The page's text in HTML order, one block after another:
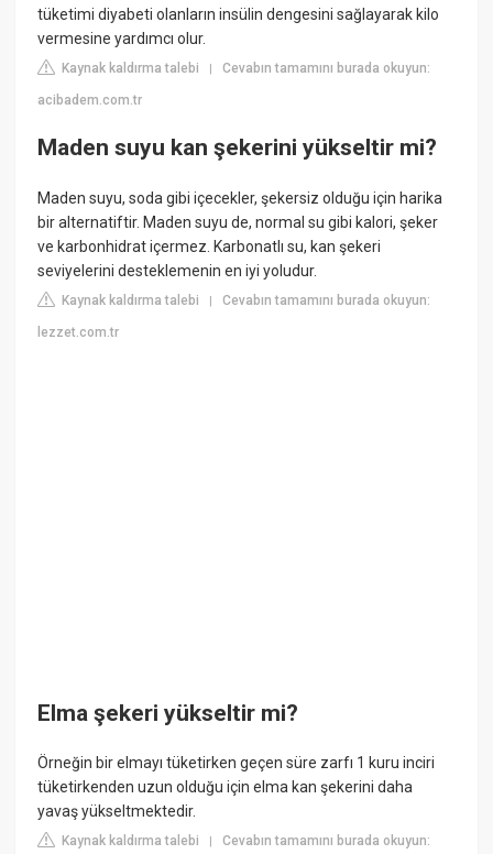
tüketimi diyabeti olanların insülin dengesini sağlayarak kilo
vermesine yardımcı olur.
Kaynak kaldırma talebi |Cevabın tamamını burada okuyun:
acibadem.com.tr
Maden suyu kan şekerini yükseltir mi?
Maden suyu, soda gibi içecekler, şekersiz olduğu için harika
bir alternatiftir. Maden suyu de, normal su gibi kalori, şeker
ve karbonhidrat içermez. Karbonatlı su, kan şekeri
seviyelerini desteklemenin en iyi yoludur.
Kaynak kaldırma talebi |Cevabın tamamını burada okuyun:
lezzet.com.tr
Elma şekeri yükseltir mi?
Örneğin bir elmayı tüketirken geçen süre zarfı 1 kuru inciri
tüketirkenden uzun olduğu için elma kan şekerini daha
yavaş yükseltmektedir.
Kaynak kaldırma talebi |Cevabın tamamını burada okuyun: